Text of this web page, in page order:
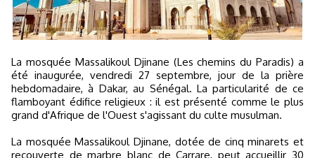
La mosquée Massalikoul Djinane (Les chemins du Paradis) a
été inaugurée, vendredi 27 septembre, jour de la prière
hebdomadaire, à Dakar, au Sénégal. La particularité de ce
flamboyant édifice religieux : il est présenté comme le plus
grand d'Afrique de l'Ouest s'agissant du culte musulman.
La mosquée Massalikoul Djinane, dotée de cinq minarets et
recouverte de marbre blanc de Carrare, peut accueillir 30